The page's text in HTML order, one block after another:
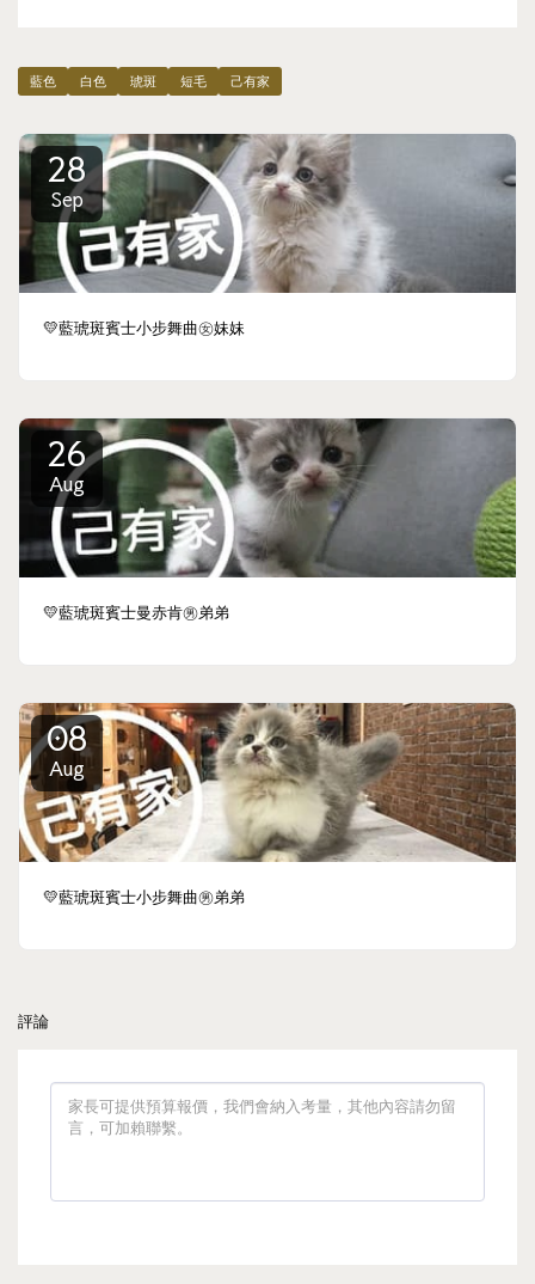
藍色 白色 琥斑 短毛 己有家
28
Sep
💛藍琥斑賓士小步舞曲㊛妹妹
26
Aug
💛藍琥斑賓士曼赤肯㊚弟弟
08
Aug
💛藍琥斑賓士小步舞曲㊚弟弟
評論